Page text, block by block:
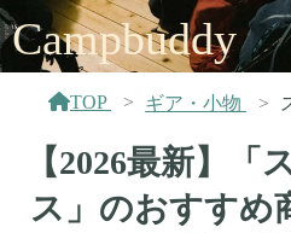
Campbuddy
TOP ギア・小物
【2026最新】「
ス」のおすすめ